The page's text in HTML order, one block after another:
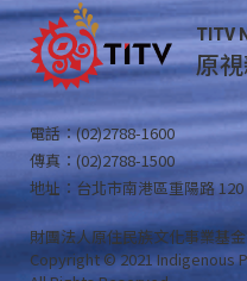
TITV
原
電話：(02)2788-1600
傳真：(02)2788-1500
地址：台北市南港區重陽路 120
財團法人原住民族文化事業基
Copyright © 2021 Indigenous